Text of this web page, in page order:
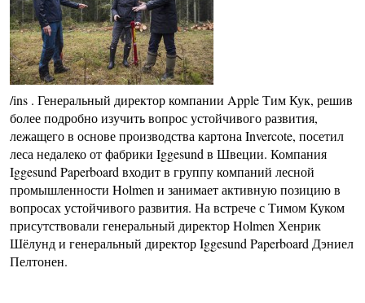
/ins . Генеральный директор компании Apple Тим Кук, решив
более подробно изучить вопрос устойчивого развития,
лежащего в основе производства картона Invercote, посетил
леса недалеко от фабрики Iggesund в Швеции. Компания
Iggesund Paperboard входит в группу компаний лесной
промышленности Holmen и занимает активную позицию в
вопросах устойчивого развития. На встрече с Тимом Куком
присутствовали генеральный директор Holmen Хенрик
Шёлунд и генеральный директор Iggesund Paperboard Дэниел
Пелтонен.